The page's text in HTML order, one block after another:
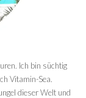
Ich bin süchtig
Vitamin-Sea.
dieser Welt und